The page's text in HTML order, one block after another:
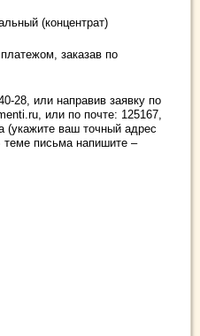
(концентрат)
заказав по
28, или направив заявку по
или по почте: 125167,
(укажите ваш точный адрес
письма напишите –